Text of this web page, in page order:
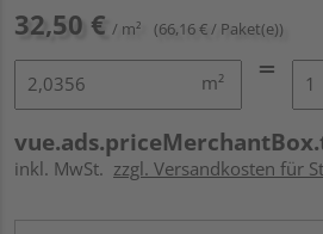
32,50 € / m² (66,16 € / Paket(e))
m²
inkl. MwSt. zzgl. Versandkosten für